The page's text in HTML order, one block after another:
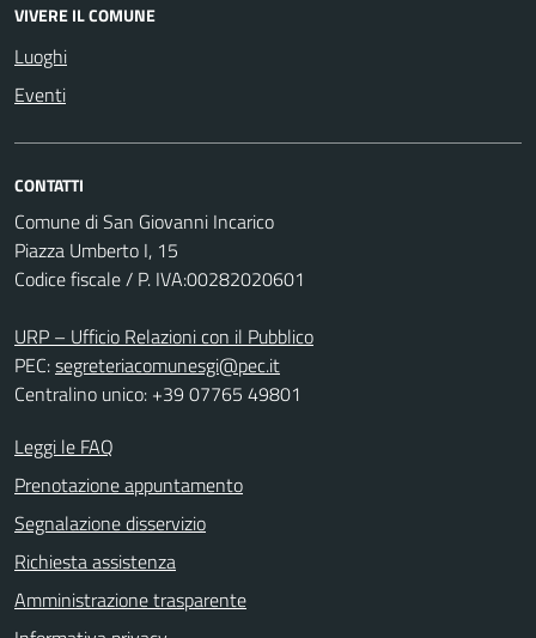
VIVERE IL COMUNE
Luoghi
Eventi
CONTATTI
Comune di San Giovanni Incarico
Piazza Umberto I, 15
Codice fiscale / P. IVA:00282020601
URP – Ufficio Relazioni con il Pubblico
PEC:segreteriacomunesgi@pec.it
Centralino unico: +39 07765 49801
Leggi le FAQ
Prenotazione appuntamento
Segnalazione disservizio
Richiesta assistenza
Amministrazione trasparente